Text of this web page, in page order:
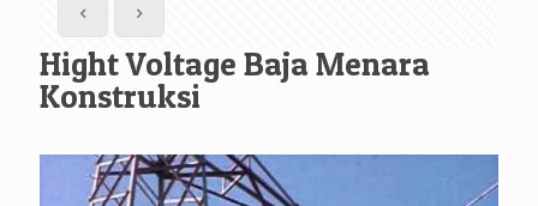
Hight Voltage Baja Menara
Konstruksi